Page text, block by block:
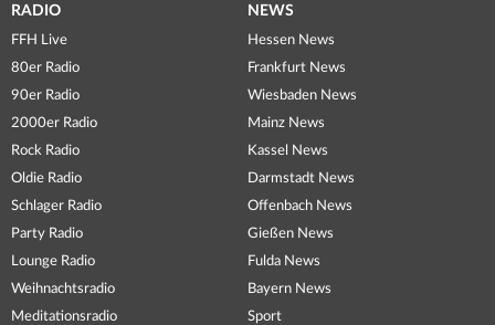
RADIO
FFH Live
80er Radio
90er Radio
2000er Radio
Rock Radio
Oldie Radio
Schlager Radio
Party Radio
Lounge Radio
Weihnachtsradio
Meditationsradio
NEWS
Hessen News
Frankfurt News
Wiesbaden News
Mainz News
Kassel News
Darmstadt News
Offenbach News
Gießen News
Fulda News
Bayern News
Sport